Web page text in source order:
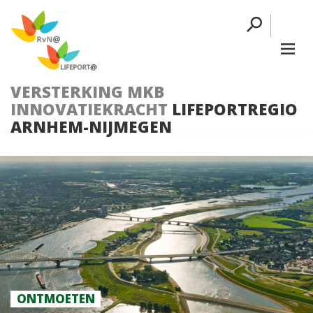
VERSTERKING MKB
INNOVATIEKRACHT LIFEPORTREGIO
ARNHEM-NIJMEGEN
ONTMOETEN